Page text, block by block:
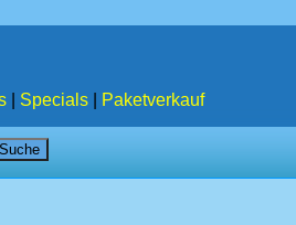
Specials Paketverkauf